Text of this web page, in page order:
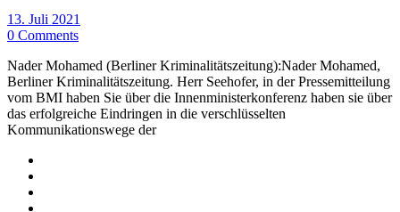
13. Juli 2021
0 Comments
Nader Mohamed (Berliner Kriminalitätszeitung):Nader Mohamed,
Berliner Kriminalitätszeitung. Herr Seehofer, in der Pressemitteilung
vom BMI haben Sie über die Innenministerkonferenz haben sie über
das erfolgreiche Eindringen in die verschlüsselten
Kommunikationswege der